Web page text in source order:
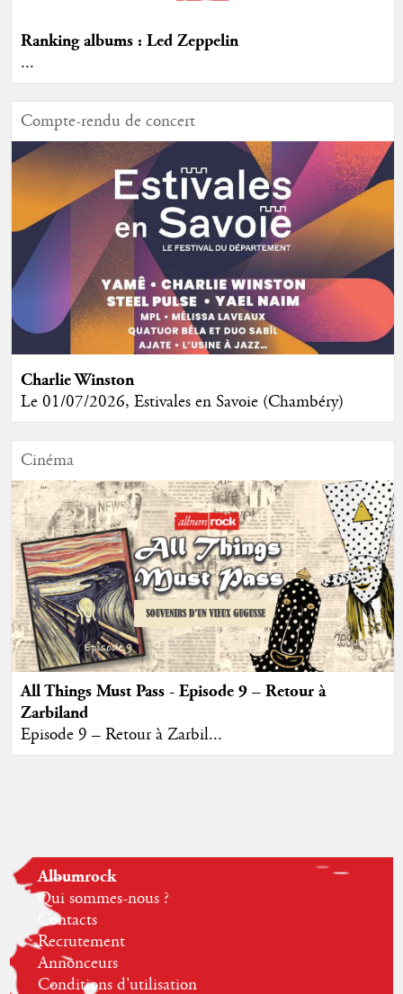
Ranking albums : Led Zeppelin
...
Compte-rendu de concert
Charlie Winston
Le 01/07/2026, Estivales en Savoie (Chambéry)
Cinéma
All Things Must Pass - Episode 9 – Retour à
Zarbiland
Episode 9 – Retour à Zarbil...
Albumrock
Qui sommes-nous ?
Contacts
Recrutement
Annonceurs
Conditions d'utilisation